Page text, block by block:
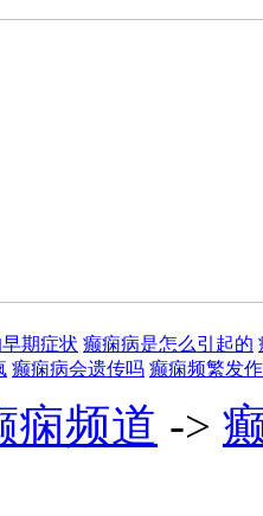
期症状 癫痫病是怎么引起的
癫痫病会遗传吗 癫痫频繁发
痫频道 ->